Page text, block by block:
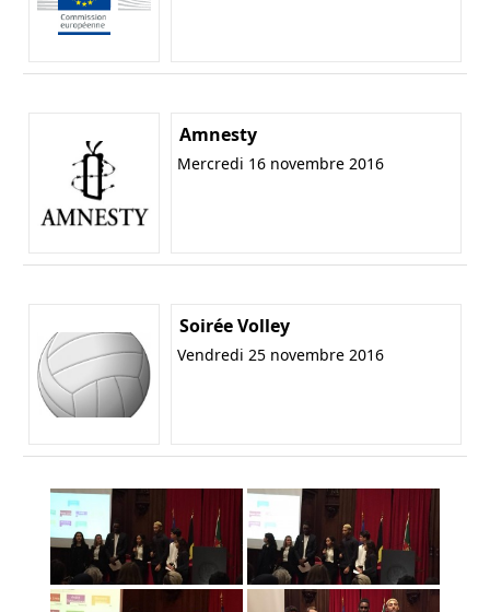
Amnesty
Mercredi 16 novembre 2016
Soirée Volley
Vendredi 25 novembre 2016